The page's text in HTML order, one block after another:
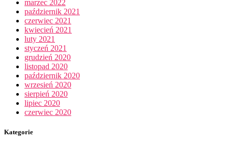
marzec 2022
październik 2021
czerwiec 2021
kwiecień 2021
luty 2021
styczeń 2021
grudzień 2020
listopad 2020
październik 2020
wrzesień 2020
sierpień 2020
lipiec 2020
czerwiec 2020
Kategorie